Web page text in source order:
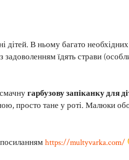
дітей. В ньому багато
задоволенням їдять страви
гарбузову запіканку для
просто тане у роті. Малюки
https://multyvarka.com/